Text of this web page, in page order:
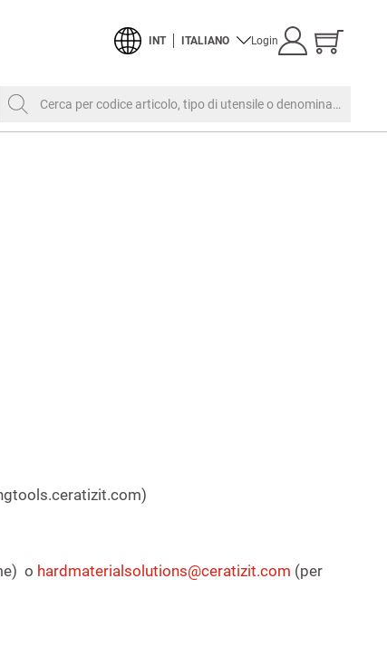
INT ITALIANO Login
carrello
Cerca per codice articolo, tipo di utensile o denominazione
o hardmaterialsolutions@ceratizit.com (per